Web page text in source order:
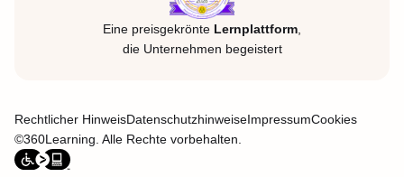
Eine preisgekrönte Lernplattform
die Unternehmen begeistert
Rechtlicher HinweisDatenschutzhinweiseImpressumCookies
©360Learning. Alle Rechte vorbehalten.